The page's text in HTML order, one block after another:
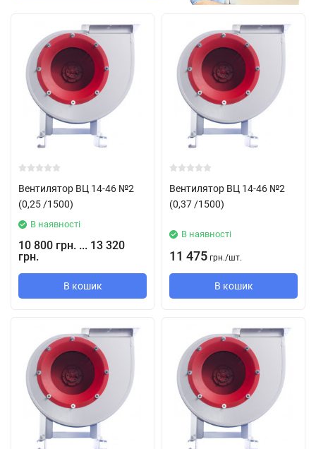
Вентилятор ВЦ 14-46 №2
(0,25 /1500)
В наявності
10 800 грн. ... 13 320
грн.
В кошик
Вентилятор ВЦ 14-46 №2
(0,37 /1500)
В наявності
11 475 грн./шт.
В кошик